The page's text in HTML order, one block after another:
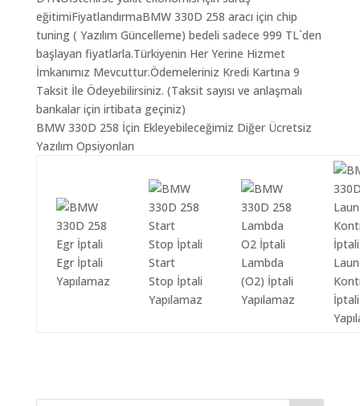
eğitimiFiyatlandırmaBMW 330D 258 aracı için chip
tuning ( Yazılım Güncelleme) bedeli sadece 999 TL`den
başlayan fiyatlarla.Türkiyenin Her Yerine Hizmet
İmkanımız Mevcuttur.Ödemeleriniz Kredi Kartına 9
Taksit İle Ödeyebilirsiniz. (Taksit sayısı ve anlaşmalı
bankalar için irtibata geçiniz)
BMW 330D 258 İçin Ekleyebileceğimiz Diğer Ücretsiz
Yazılım Opsiyonları
Egr İptali
Yapılamaz
Start
Stop İptali
Yapılamaz
Lambda
(O2) İptali
Yapılamaz
İptali